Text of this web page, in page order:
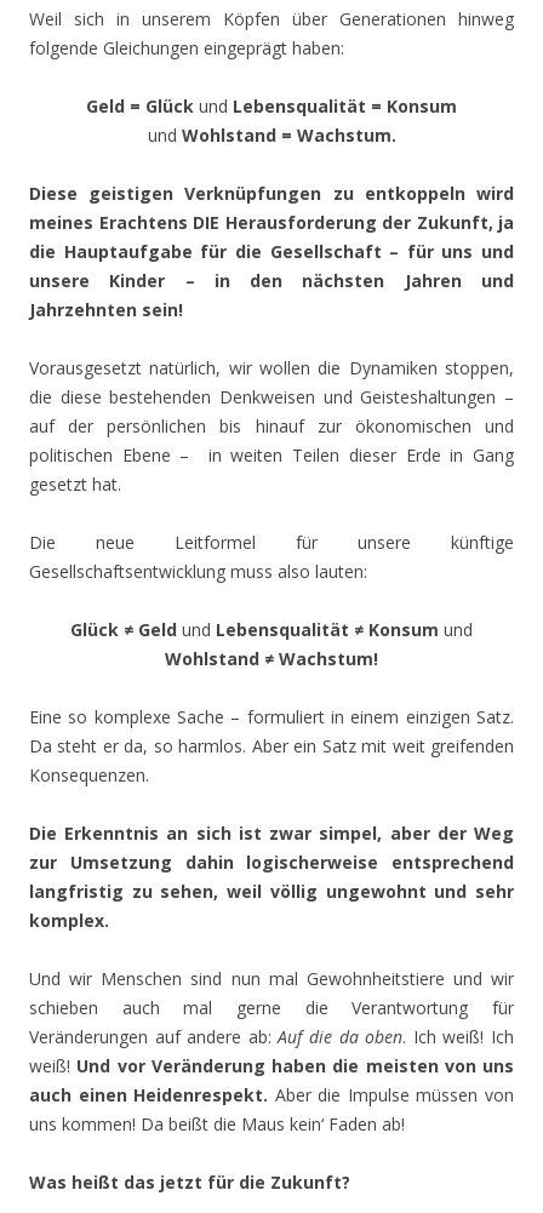
Weil sich in unserem Köpfen über Generationen hinweg
folgende Gleichungen eingeprägt haben:
Geld = Glück und Lebensqualität = Konsum
und Wohlstand = Wachstum.
Diese geistigen Verknüpfungen zu entkoppeln wird
meines Erachtens DIE Herausforderung der Zukunft, ja
die Hauptaufgabe für die Gesellschaft – für uns und
unsere Kinder – in den nächsten Jahren und
Jahrzehnten sein!
Vorausgesetzt natürlich, wir wollen die Dynamiken stoppen,
die diese bestehenden Denkweisen und Geisteshaltungen –
auf der persönlichen bis hinauf zur ökonomischen und
politischen Ebene – in weiten Teilen dieser Erde in Gang
gesetzt hat.
Die neue Leitformel für unsere künftige
Gesellschaftsentwicklung muss also lauten:
Glück ≠ Geld und Lebensqualität ≠ Konsum und
Wohlstand ≠ Wachstum!
Eine so komplexe Sache – formuliert in einem einzigen Satz.
Da steht er da, so harmlos. Aber ein Satz mit weit greifenden
Konsequenzen.
Die Erkenntnis an sich ist zwar simpel, aber der Weg
zur Umsetzung dahin logischerweise entsprechend
langfristig zu sehen, weil völlig ungewohnt und sehr
komplex.
Und wir Menschen sind nun mal Gewohnheitstiere und wir
schieben auch mal gerne die Verantwortung für
Veränderungen auf andere ab:Auf die da oben. Ich weiß! Ich
weiß! Und vor Veränderung haben die meisten von uns
auch einen Heidenrespekt. Aber die Impulse müssen von
uns kommen! Da beißt die Maus kein‘ Faden ab!
Was heißt das jetzt für die Zukunft?